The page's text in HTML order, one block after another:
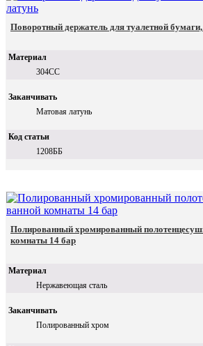
Поворотный держатель для туалетной
Материал
304СС
Заканчивать
Матовая латунь
Код статьи
1208ББ
Полированный хромированный
комнаты 14 бар
Материал
Нержавеющая сталь
Заканчивать
Полированный хром